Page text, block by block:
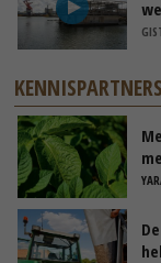
KENNISPARTNERS